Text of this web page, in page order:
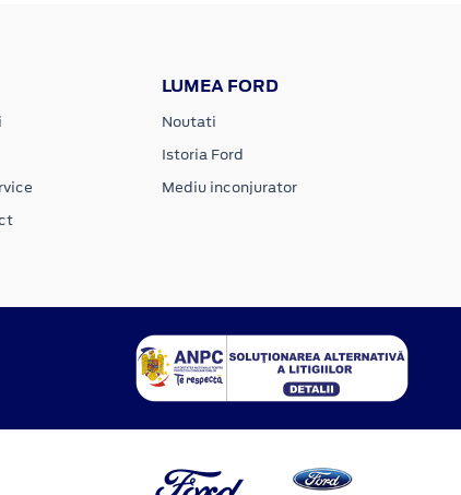
LUMEA FORD
Noutati
Istoria Ford
Mediu inconjurator